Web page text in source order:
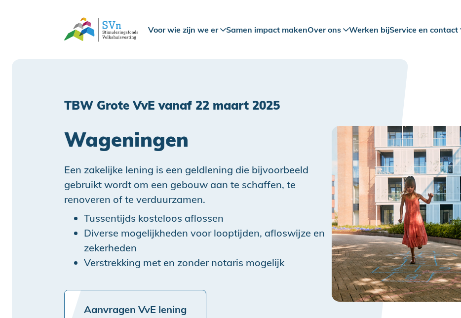
Voor wie zijn we er Samen impact makenOver ons Werken bijService en contact
TBW Grote VvE vanaf 22 maart 2025
Wageningen
Een zakelijke lening is een geldlening die bijvoorbeeld
gebruikt wordt om een gebouw aan te schaffen, te
renoveren of te verduurzamen.
Tussentijds kosteloos aflossen
Diverse mogelijkheden voor looptijden, afloswijze en
zekerheden
Verstrekking met en zonder notaris mogelijk
Aanvragen VvE lening